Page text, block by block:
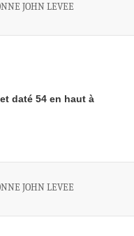
JOHN LEVEE
daté 54 en haut à
JOHN LEVEE